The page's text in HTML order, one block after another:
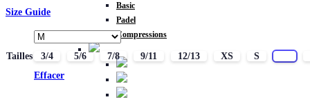
Basic
Padel
Compressions
Size Guide
Tailles 3/4 5/6 7/8 9/11 12/13 XS S
Effacer